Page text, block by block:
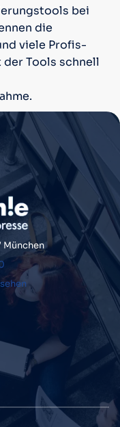
bei
die
viele Profis-
Tools schnell